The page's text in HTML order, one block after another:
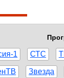
1 СТС
Звезда